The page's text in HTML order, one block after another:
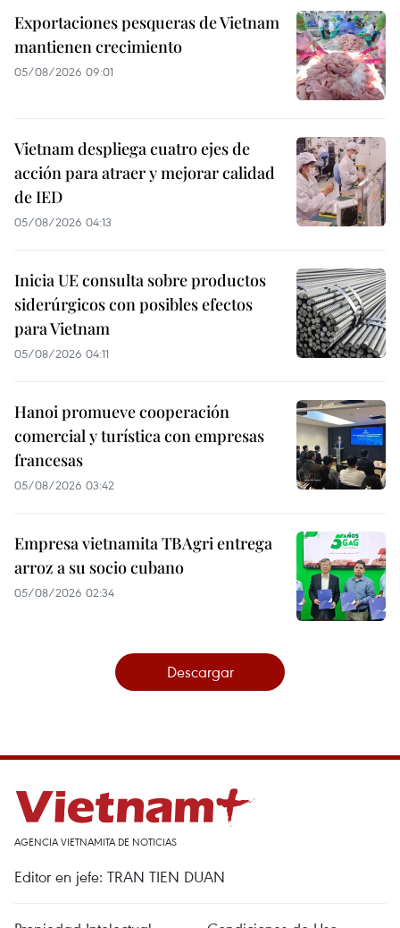
Exportaciones pesqueras de Vietnam
mantienen crecimiento
05/08/2026 09:01
Vietnam despliega cuatro ejes de
acción para atraer y mejorar calidad
de IED
05/08/2026 04:13
Inicia UE consulta sobre productos
siderúrgicos con posibles efectos
para Vietnam
05/08/2026 04:11
Hanoi promueve cooperación
comercial y turística con empresas
francesas
05/08/2026 03:42
Empresa vietnamita TBAgri entrega
arroz a su socio cubano
05/08/2026 02:34
Descargar
AGENCIA VIETNAMITA DE NOTICIAS
Editor en jefe: TRAN TIEN DUAN